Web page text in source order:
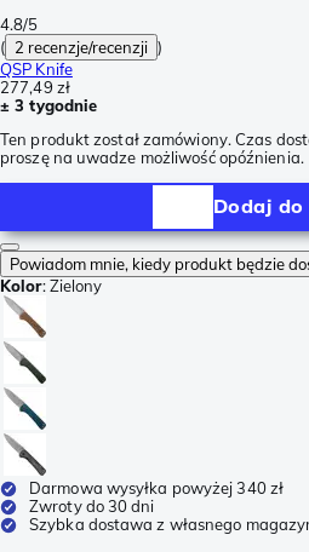
4.8/5
( 2 recenzje/recenzji )
QSP Knife
277,49 zł
± 3 tygodnie
Ten produkt został zamówiony. Czas
proszę na uwadze możliwość opóźnienia.
Dodaj do
Powiadom mnie, kiedy produkt będzie
Kolor:Zielony
Darmowa wysyłka powyżej 340 zł
Zwroty do 30 dni
Szybka dostawa z własnego